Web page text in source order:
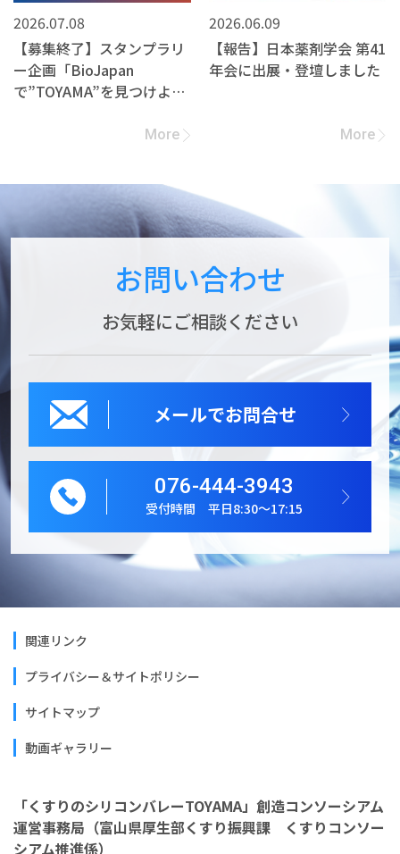
2026.07.08
【募集終了】スタンプラリ
ー企画「BioJapan
で”TOYAMA”を見つけよ
More
2026.06.09
【報告】日本薬剤学会 第41
年会に出展・登壇しました
More
お問い合わせ
お気軽にご相談ください
メールでお問合せ
076-444-3943
受付時間 平日8:30～17:15
関連リンク
プライバシー＆サイトポリシー
サイトマップ
動画ギャラリー
「くすりのシリコンバレーTOYAMA」創造コンソーシアム
運営事務局（富山県厚生部くすり振興課 くすりコンソー
シアム推進係）